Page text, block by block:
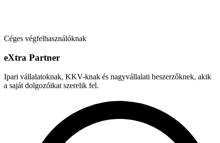
Céges végfelhasználóknak
eXtra Partner
Ipari vállalatoknak, KKV-knak és nagyvállalati beszerzőknek, akik
a saját dolgozóikat szerelik fel.